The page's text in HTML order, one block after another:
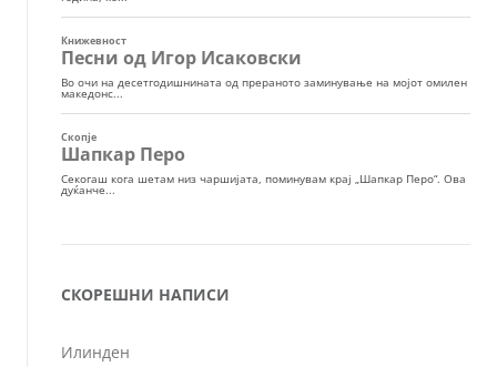
СКОРЕШНИ НАПИСИ
Илинден